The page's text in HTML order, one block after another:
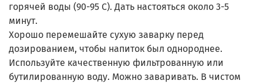
горячей воды (90-95 С). Дать настояться около 3-5
минут.
Хорошо перемешайте сухую заварку перед
дозированием, чтобы напиток был однороднее.
Используйте качественную фильтрованную или
бутилированную воду. Можно заваривать. В чистом